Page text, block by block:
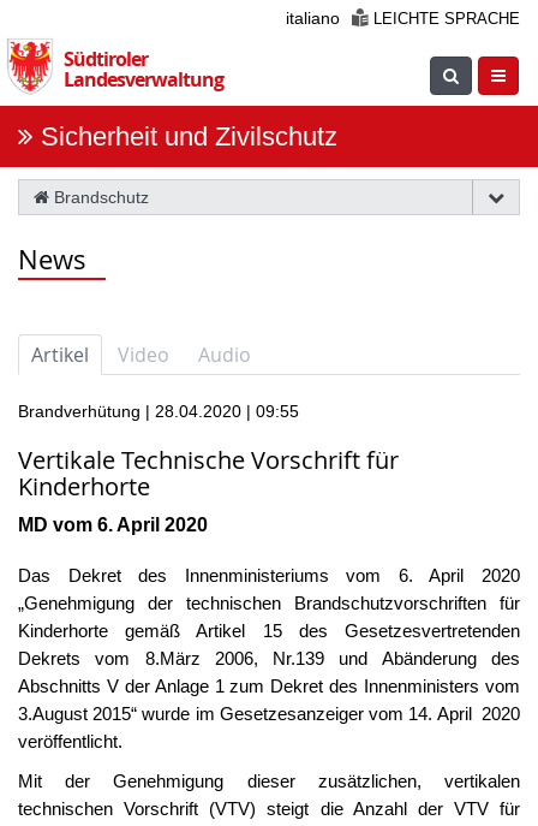
Sie
die
Navigation
italiano LEICHTE SPRACHE
Südtiroler
Landesverwaltung
Suche
Sicherheit und Zivilschutz
Brandschutz
News
Artikel Video Audio
Brandverhütung | 28.04.2020 | 09:55
Vertikale Technische Vorschrift für
Kinderhorte
MD vom 6. April 2020
Das Dekret des Innenministeriums vom 6. April 2020
„Genehmigung der technischen Brandschutzvorschriften für
Kinderhorte gemäß Artikel 15 des Gesetzesvertretenden
Dekrets vom 8.März 2006, Nr.139 und Abänderung des
Abschnitts V der Anlage 1 zum Dekret des Innenministers vom
3.August 2015“ wurde im Gesetzesanzeiger vom 14. April 2020
veröffentlicht.
Mit der Genehmigung dieser zusätzlichen, vertikalen
technischen Vorschrift (VTV) steigt die Anzahl der VTV für